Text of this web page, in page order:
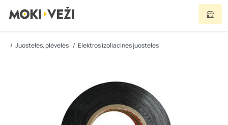
Juostelės, plėvelės Elektros izoliacinės juostelės